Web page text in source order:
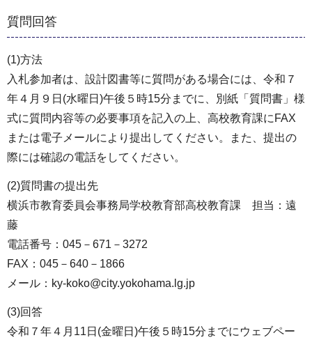
質問回答
(1)方法
入札参加者は、設計図書等に質問がある場合には、令和７
年４月９日(水曜日)午後５時15分までに、別紙「質問書」様
式に質問内容等の必要事項を記入の上、高校教育課にFAX
または電子メールにより提出してください。また、提出の
際には確認の電話をしてください。
(2)質問書の提出先
横浜市教育委員会事務局学校教育部高校教育課 担当：遠
藤
電話番号：045－671－3272
FAX：045－640－1866
メール：ky-koko@city.yokohama.lg.jp
(3)回答
令和７年４月11日(金曜日)午後５時15分までにウェブペー